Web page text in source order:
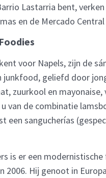
Lastarria bent,
en de Mercado
voor Napels, zijn de
junkfood, geliefd door
zuurkool en
van de combinatie
een sangucherías
is er een
2006. Hij genoot in